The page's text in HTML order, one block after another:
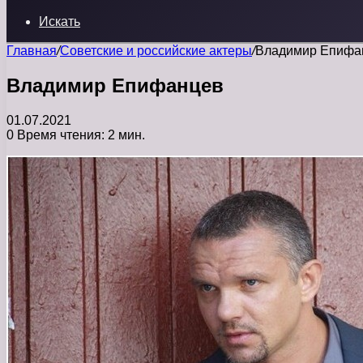
Искать
Главная/Советские и российские актеры/Владимир
Владимир Епифанцев
01.07.2021
0 Время чтения: 2 мин.